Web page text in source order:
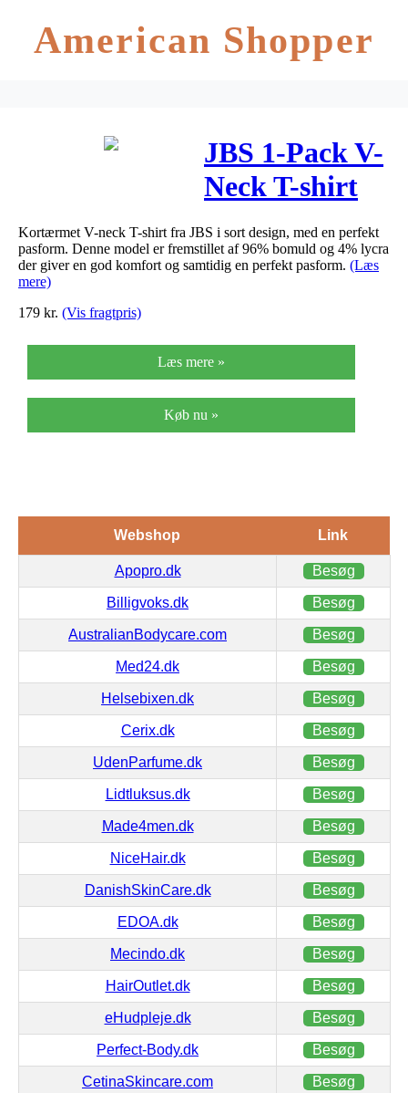
American Shopper
JBS 1-Pack V-
Neck T-shirt
(Sort)-Large
Kortærmet V-neck T-shirt fra JBS i sort design, med en perfekt
pasform. Denne model er fremstillet af 96% bomuld og 4% lycra
der giver en god komfort og samtidig en perfekt pasform. (Læs
mere)
179 kr. (Vis fragtpris)
Læs mere »
Køb nu »
Webshop Link
Apopro.dk Besøg
Billigvoks.dk Besøg
AustralianBodycare.com Besøg
Med24.dk Besøg
Helsebixen.dk Besøg
Cerix.dk Besøg
UdenParfume.dk Besøg
Lidtluksus.dk Besøg
Made4men.dk Besøg
NiceHair.dk Besøg
DanishSkinCare.dk Besøg
EDOA.dk Besøg
Mecindo.dk Besøg
HairOutlet.dk Besøg
eHudpleje.dk Besøg
Perfect-Body.dk Besøg
CetinaSkincare.com Besøg